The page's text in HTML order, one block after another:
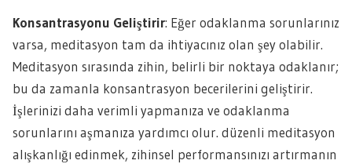
Konsantrasyonu Geliştirir: Eğer odaklanma sorunlarınız
varsa, meditasyon tam da ihtiyacınız olan şey olabilir.
Meditasyon sırasında zihin, belirli bir noktaya odaklanır;
bu da zamanla konsantrasyon becerilerini geliştirir.
İşlerinizi daha verimli yapmanıza ve odaklanma
sorunlarını aşmanıza yardımcı olur. düzenli meditasyon
alışkanlığı edinmek, zihinsel performansınızı artırmanın